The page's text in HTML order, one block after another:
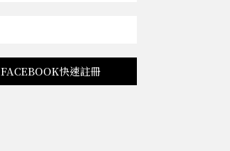
FACEBOOK快速註冊